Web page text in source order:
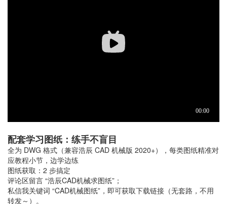
配套学习图纸：练手不盲目
全为 DWG 格式（兼容浩辰 CAD 机械版 2020+），每类图纸精准对
应教程小节，边学边练
图纸获取：2 步搞定
评论区留言 “浩辰CAD机械求图纸”；
私信我关键词 “CAD机械图纸”，即可获取下载链接（无套路，不用
转发～）。